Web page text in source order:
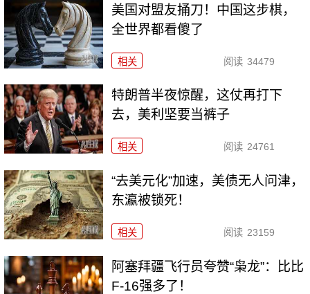
美国对盟友捅刀！中国这步棋，
全世界都看傻了
相关 阅读 34479
特朗普半夜惊醒，这仗再打下
去，美利坚要当裤子
相关 阅读 24761
“去美元化”加速，美债无人问津，
东瀛被锁死！
相关 阅读 23159
阿塞拜疆飞行员夸赞“枭龙”：比比
F-16强多了！